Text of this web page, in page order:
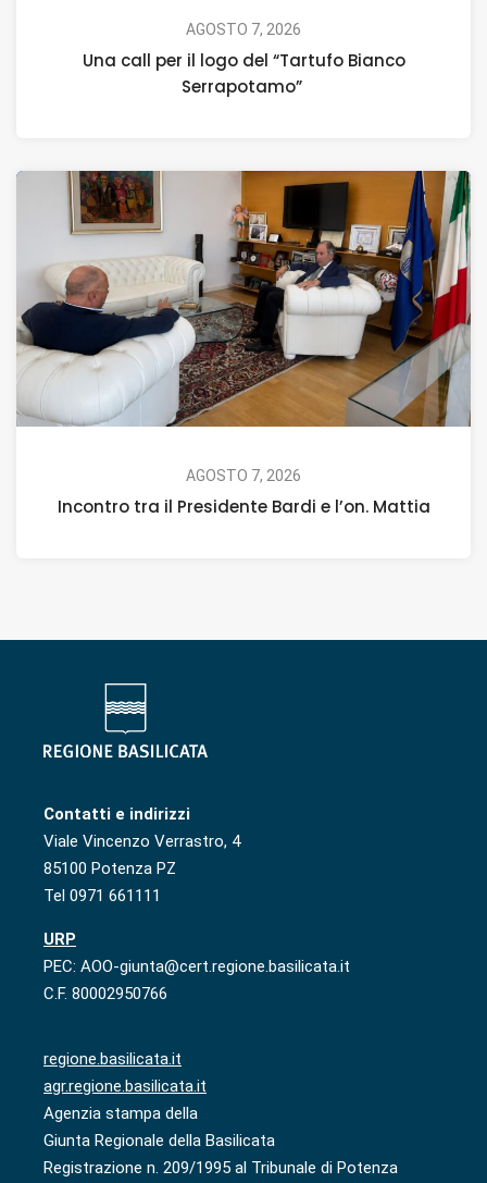
AGOSTO 7, 2026
Una call per il logo del “Tartufo Bianco
Serrapotamo”
AGOSTO 7, 2026
Incontro tra il Presidente Bardi e l’on. Mattia
Contatti e indirizzi
Viale Vincenzo Verrastro, 4
85100 Potenza PZ
Tel 0971 661111
URP
PEC: AOO-giunta@cert.regione.basilicata.it
C.F. 80002950766
regione.basilicata.it
agr.regione.basilicata.it
Agenzia stampa della
Giunta Regionale della Basilicata
Registrazione n. 209/1995 al Tribunale di Potenza